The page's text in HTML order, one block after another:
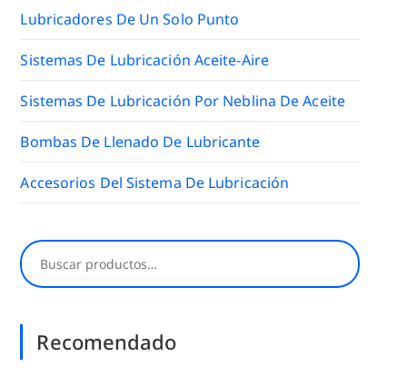
Lubricadores De Un Solo Punto
Sistemas De Lubricación Aceite-Aire
Sistemas De Lubricación Por Neblina De Aceite
Bombas De Llenado De Lubricante
Accesorios Del Sistema De Lubricación
Buscar
Recomendado